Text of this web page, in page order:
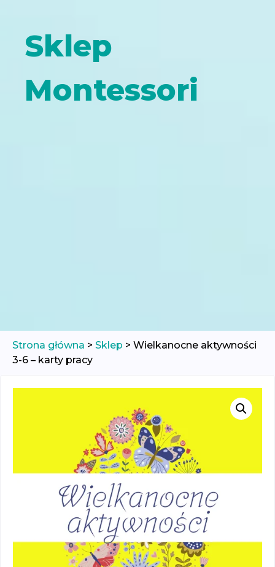
Sklep
Montessori
Strona główna > Sklep > Wielkanocne aktywności
3-6 – karty pracy